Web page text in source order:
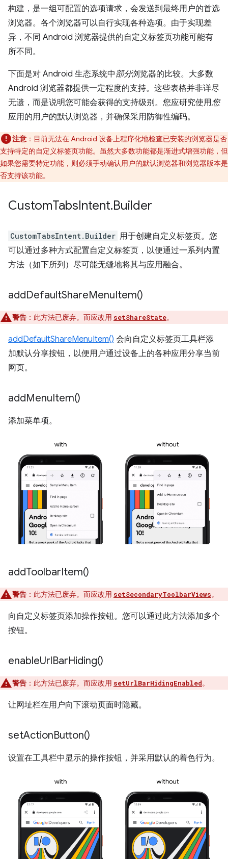
构建，是一组可配置的选项请求，会发送到最终用户的首选
浏览器。各个浏览器可以自行实现各种选项。由于实现差
异，不同 Android 浏览器提供的自定义标签页功能可能有
所不同。
下面是对 Android 生态系统中部分浏览器的比较。大多数
Android 浏览器都提供一定程度的支持。这些表格并非详尽
无遗，而是说明您可能会获得的支持级别。您应研究使用您
应用的用户的默认浏览器，并确保采用防御性编码。
注意 ：目前无法在 Android 设备上程序化地检查已安装的浏览器是否
支持特定的自定义标签页功能。虽然大多数功能都是渐进式增强功能，但
如果您需要特定功能，则必须手动确认用户的默认浏览器和浏览器版本是
否支持该功能。
CustomTabsIntent.Builder
CustomTabsIntent.Builder 用于创建自定义标签页。您
可以通过多种方式配置自定义标签页，以便通过一系列内置
方法（如下所列）尽可能无缝地将其与应用融合。
addDefaultShareMenuItem()
警告 ：此方法已废弃。而应改用 setShareState。
addDefaultShareMenuItem() 会向自定义标签页工具栏添
加默认分享按钮，以便用户通过设备上的各种应用分享当前
网页。
addMenuItem()
添加菜单项。
addToolbarItem()
警告 ：此方法已废弃。而应改用 setSecondaryToolbarViews。
向自定义标签页添加操作按钮。您可以通过此方法添加多个
按钮。
enableUrlBarHiding()
警告 ：此方法已废弃。而应改用 setUrlBarHidingEnabled。
让网址栏在用户向下滚动页面时隐藏。
setActionButton()
设置在工具栏中显示的操作按钮，并采用默认的着色行为。